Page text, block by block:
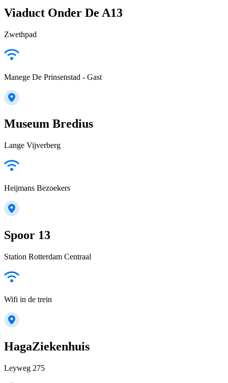
Viaduct Onder De A13
Zwethpad
Manege De Prinsenstad - Gast
Museum Bredius
Lange Vijverberg
Heijmans Bezoekers
Spoor 13
Station Rotterdam Centraal
Wifi in de trein
HagaZiekenhuis
Leyweg 275